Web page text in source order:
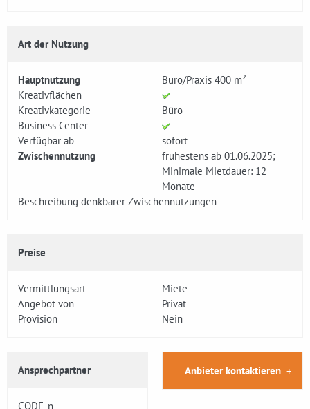
Art der Nutzung
Hauptnutzung
Büro/Praxis 400 m²
Kreativflächen
Kreativkategorie
Büro
Business Center
Verfügbar ab
sofort
Zwischennutzung
frühestens ab 01.06.2025;
Minimale Mietdauer: 12
Monate
Beschreibung denkbarer Zwischennutzungen
Preise
Vermittlungsart
Miete
Angebot von
Privat
Provision
Nein
Ansprechpartner
CODE_n
Anbieter kontaktieren